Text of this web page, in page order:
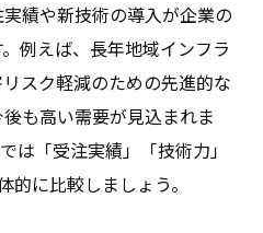
績や新技術の導入が企業の
例えば、長年地域インフラ
スク軽減のための先進的な
も高い需要が見込まれま
は「受注実績」「技術力」
的に比較しましょう。